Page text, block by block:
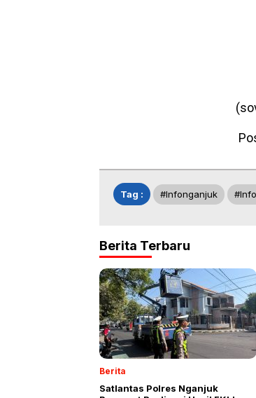
Tag : #infonganjuk
Berita Terbaru
Berita
Satlantas Polres Nganjuk